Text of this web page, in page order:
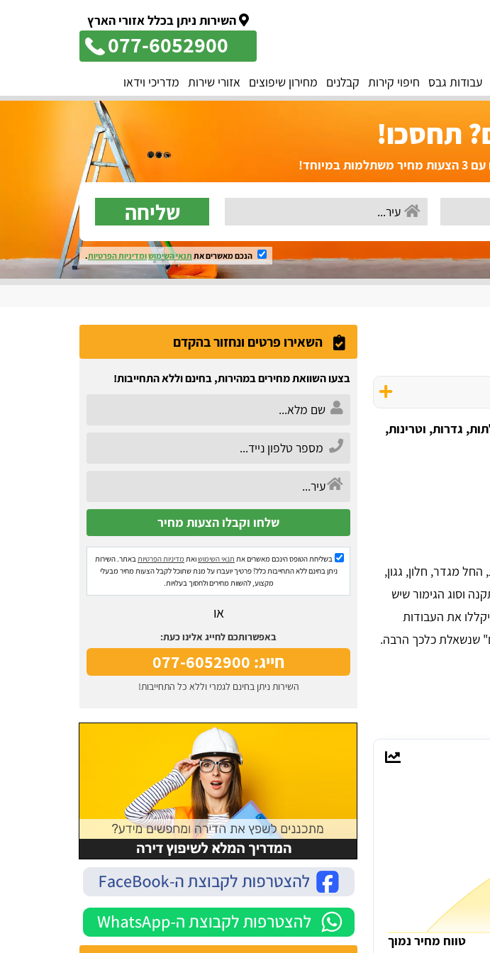
השירות ניתן בכלל אזורי הארץ
077-6052900
עבודות גבס חיפוי קירות קבלנים מחירון שיפוצים אזורי שירות מדריכי וידאו
תחסכו!
שליחה
הנכם מאשרים את תנאי השימושומדיניות הפרטיות.
מחירי חלונות, דלתות, גדרות, וטרינות,
החל מגדר, חלון, גגון,
וסוג הגימור שיש
את העבודות
שנשאלת כלכך הרבה.
טווח מחיר נמוך
השאירו פרטים ונחזור בהקדם
בצעו השוואת מחירים במהירות, בחינם וללא התחייבות!
בשליחת הטופס הינכם מאשרים את תנאי השימושואת מדיניות הפרטיותבאתר. השירות
ניתן בחינם ללא התחייבות כלל! פרטיך יועברו על מנת שתוכל לקבל הצעות מחיר מבעלי
מקצוע, להשוות מחירים ולחסוך בעלויות.
או
באפשרותכם לחייג אלינו כעת:
חייג: 077-6052900
השירות ניתן בחינם לגמרי וללא כל התחייבות!